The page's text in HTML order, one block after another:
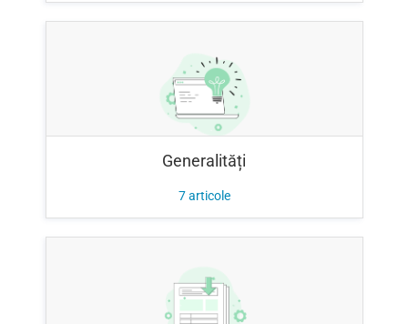
Generalități
7articole